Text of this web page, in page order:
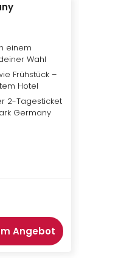
einem
Wahl
Frühstück –
Hotel
2-Tagesticket
Germany
Angebot